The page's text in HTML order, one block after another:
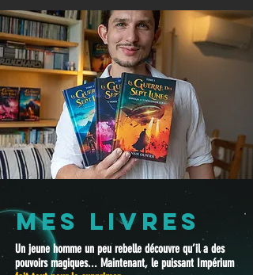
Mes LIVRES
Un jeune homme un peu rebelle découvre qu’il a des
pouvoirs magiques... Maintenant, le puissant Impérium